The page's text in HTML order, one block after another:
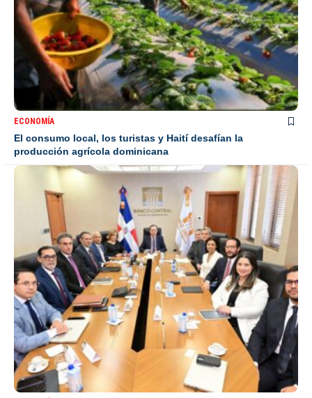
ECONOMÍA
El consumo local, los turistas y Haití desafían la
producción agrícola dominicana